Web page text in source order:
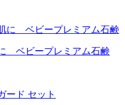
ベビープレミアム石鹸